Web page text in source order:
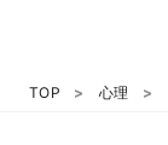
TOP 心理